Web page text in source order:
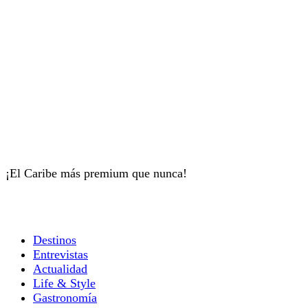
¡El Caribe más premium que nunca!
Destinos
Entrevistas
Actualidad
Life & Style
Gastronomía